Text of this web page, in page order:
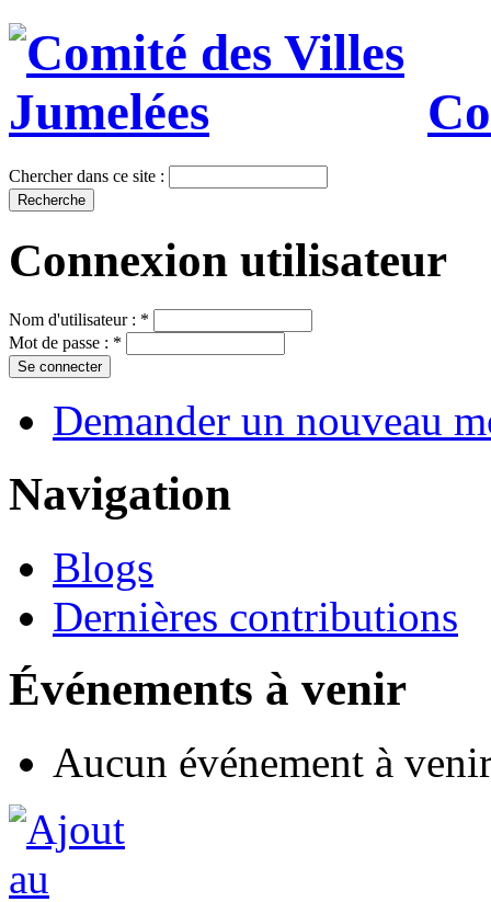
Chercher dans ce site :
Connexion utilisateur
Nom d'utilisateur : *
Mot de passe : *
Demander un nouveau
Navigation
Blogs
Dernières contributions
Événements à venir
Aucun événement à